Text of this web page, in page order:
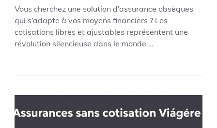
Vous cherchez une solution d’assurance obsèques
qui s’adapte à vos moyens financiers ? Les
cotisations libres et ajustables représentent une
révolution silencieuse dans le monde …